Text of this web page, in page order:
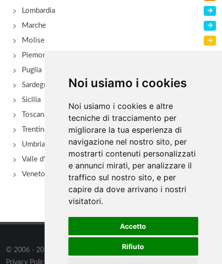
Noi usiamo i cookies
Noi usiamo i cookies e altre
tecniche di tracciamento per
migliorare la tua esperienza di
navigazione nel nostro sito, per
mostrarti contenuti personalizzati
e annunci mirati, per analizzare il
traffico sul nostro sito, e per
capire da dove arrivano i nostri
visitatori.
Accetto
Rifiuto
Lombardia
Marche
Molise
Piemonte
Puglia
Sardegna
Sicilia
Toscana
Trentino Alto Adige
Umbria
Valle d'Aosta
Veneto
© 2006 - 2026
tutti i diritti riservati.
Privacy Policy